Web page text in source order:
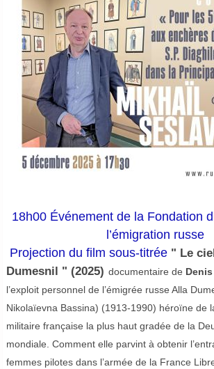
18h00 Événement de la Fondation
l’émigration russe
Projection du film sous-titrée " Le
Dumesnil " (2025) documentaire de
l’exploit personnel de l’émigrée russe Alla
Nikolaïevna Bassina) (1913-1990) héroïne de
militaire française la plus haut gradée de la
mondiale. Comment elle parvint à obtenir
femmes pilotes dans l’armée de la France